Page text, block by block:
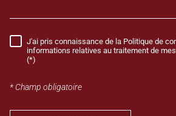
RÈGLEMENTATION
J'ai pris connaissance de la Politique de
informations relatives au traitement de
(*)
* Champ obligatoire